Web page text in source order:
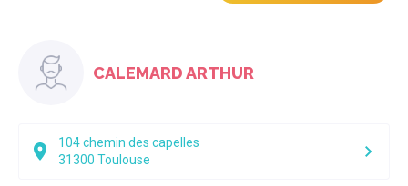
CALEMARD ARTHUR
104 chemin des capelles
31300 Toulouse